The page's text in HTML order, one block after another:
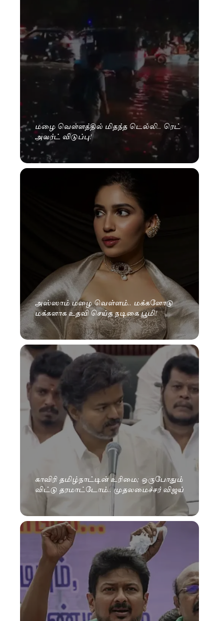
மழை வெள்ளத்தில் மிதந்த டெல்லி.. ரெட்
அலர்ட் விடுப்பு!
அஸ்ஸாம் மழை வெள்ளம்.. மக்களோடு
மக்களாக உதவி செய்த நடிகை பூமி!
காவிரி தமிழ்நாட்டின் உரிமை; ஒருபோதும்
விட்டு தரமாட்டோம்.. முதலமைச்சர் விஜய்